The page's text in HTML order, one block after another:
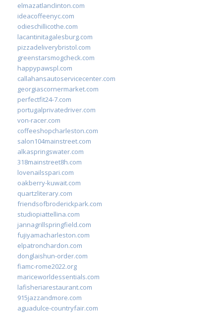
elmazatlanclinton.com
ideacoffeenyc.com
odieschillicothe.com
lacantinitagalesburg.com
pizzadeliverybristol.com
greenstarsmogcheck.com
happypawspl.com
callahansautoservicecenter.com
georgiascornermarket.com
perfectfit24-7.com
portugalprivatedriver.com
von-racer.com
coffeeshopcharleston.com
salon104mainstreet.com
alkaspringswater.com
318mainstreet8h.com
lovenailsspari.com
oakberry-kuwait.com
quartzliterary.com
friendsofbroderickpark.com
studiopiattellina.com
jannagrillspringfield.com
fujiyamacharleston.com
elpatronchardon.com
donglaishun-order.com
fiamc-rome2022.org
mariceworldessentials.com
lafisheriarestaurant.com
915jazzandmore.com
aguadulce-countryfair.com